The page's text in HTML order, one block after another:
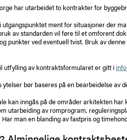
har utarbeidet to kontrakter for
utgangspunktet ment for situasjoner der
av standarden vil føre til et omforent
punkter ved eventuell tvist. Bruk av
utfylling av kontraktsformularet er gitt i
ytelser bør baseres på en bearbeidelse av
kan inngås på de områder arkitekten
utarbeiding av romprogram,
man en blanding av fastpris og